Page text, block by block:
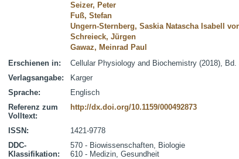
Seizer, Peter
Fuß, Stefan
Ungern-Sternberg, Saskia Natascha Isabell
Schreieck, Jürgen
Gawaz, Meinrad Paul
Erschienen in:
Cellular Physiology and Biochemistry (2018),
Verlagsangabe:
Karger
Sprache:
Englisch
Referenz zum
Volltext:
http://dx.doi.org/10.1159/000492873
ISSN:
1421-9778
DDC-
Klassifikation:
570 - Biowissenschaften, Biologie
610 - Medizin, Gesundheit